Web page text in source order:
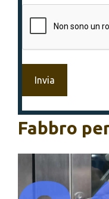
Fabbro